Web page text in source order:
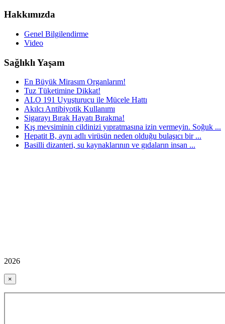
Hakkımızda
Genel Bilgilendirme
Video
Sağlıklı Yaşam
En Büyük Mirasım Organlarım!
Tuz Tüketimine Dikkat!
ALO 191 Uyuşturucu ile Mücele Hattı
Akılcı Antibiyotik Kullanımı
Sigarayı Bırak Hayatı Bırakma!
Kış mevsiminin cildinizi yıpratmasına izin vermeyin. Soğuk ...
Hepatit B, aynı adlı virüsün neden olduğu bulaşıcı bir ...
Basilli dizanteri, su kaynaklarının ve gıdaların insan ...
2026
×